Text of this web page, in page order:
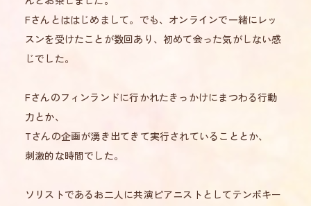
Fさんとははじめまして。でも、オンラインで一緒にレッ
スンを受けたことが数回あり、初めて会った気がしない感
じでした。
Fさんのフィンランドに行かれたきっかけにまつわる行動
力とか、
Tさんの企画が湧き出てきて実行されていることとか、
刺激的な時間でした。
ソリストであるお二人に共演ピアニストとしてテンポキー